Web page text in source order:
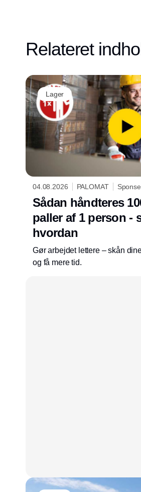
Relateret
Lager
04.08.2026 PALOMAT
Sådan håndteres
paller af 1 person -
hvordan
Gør arbejdet lettere – skån
og få mere tid.